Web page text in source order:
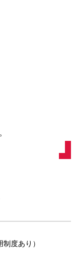
度あり）